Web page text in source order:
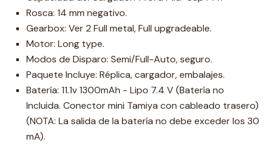
Rosca: 14 mm negativo.
Gearbox: Ver 2 Full metal, Full upgradeable.
Motor: Long type.
Modos de Disparo: Semi/Full-Auto, seguro.
Paquete Incluye: Réplica, cargador, embalajes.
Batería: 11.1v 1300mAh - Lipo 7.4 V (Batería no
Incluida. Conector mini Tamiya con cableado trasero)
(NOTA: La salida de la batería no debe exceder los 30
mA).